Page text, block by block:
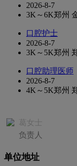
2026-8-7
3K～6K郑州
口腔护士
2026-8-7
3K～5K郑州
口腔助理医师
2026-8-7
4K～5K郑州
葛女士
负责人
单位地址